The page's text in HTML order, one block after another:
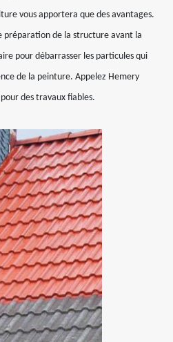
vous apportera que des avantages.
préparation de la structure avant la
pour débarrasser les particules qui
de la peinture. Appelez Hemery
des travaux fiables.